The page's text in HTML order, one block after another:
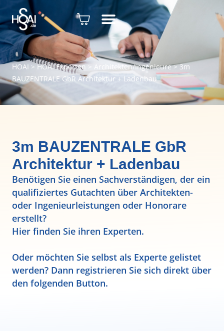
HOAI > HOAI Experten> Architekten/Ingenieure>3m
BAUZENTRALE GbR Architektur + Ladenbau
3m BAUZENTRALE GbR
Architektur + Ladenbau
Benötigen Sie einen Sachverständigen, der ein
qualifiziertes Gutachten über Architekten-
oder Ingenieurleistungen oder Honorare
erstellt?
Hier finden Sie ihren Experten.
Oder möchten Sie selbst als Experte gelistet
werden? Dann registrieren Sie sich direkt über
den folgenden Button.